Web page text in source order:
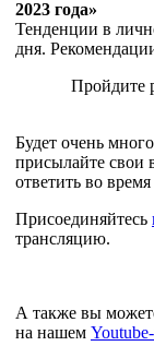
2023 года»
Тенденции в
дня.
Пройдите
Будет очень
присылайте свои
ответить во
Присоединяйтесь
трансляцию.
А также вы
на нашем